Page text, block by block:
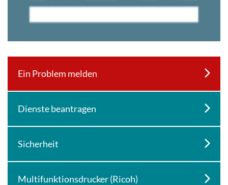
Ein Problem melden
Dienste beantragen
Sicherheit
Multifunktionsdrucker (Ricoh)